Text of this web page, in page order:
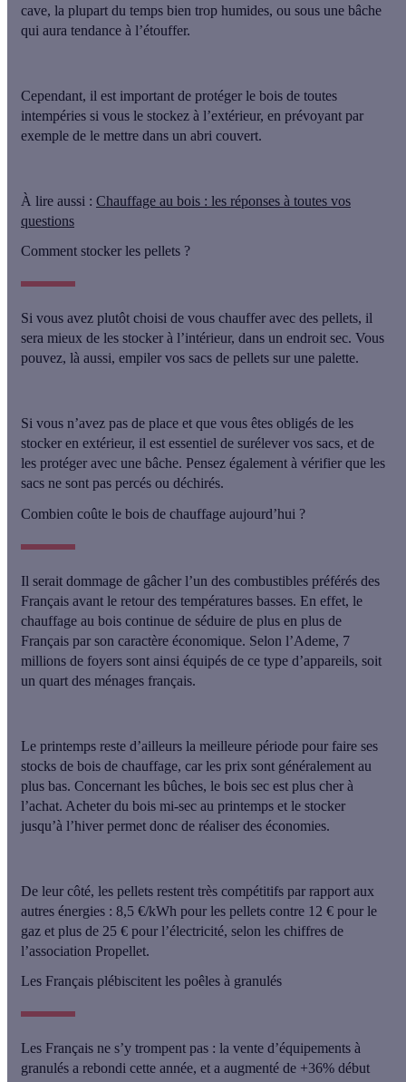
cave, la plupart du temps bien trop humides, ou sous une bâche
qui aura tendance à l’étouffer.
Cependant, il est important de protéger le bois de toutes
intempéries si vous le stockez à l’extérieur, en prévoyant par
exemple de le mettre dans un abri couvert.
À lire aussi : Chauffage au bois : les réponses à toutes vos
questions
Comment stocker les pellets ?
Si vous avez plutôt choisi de vous chauffer avec des pellets, il
sera mieux de les stocker à l’intérieur, dans un endroit sec. Vous
pouvez, là aussi, empiler vos sacs de pellets sur une palette.
Si vous n’avez pas de place et que vous êtes obligés de les
stocker en extérieur, il est essentiel de surélever vos sacs, et de
les protéger avec une bâche. Pensez également à vérifier que les
sacs ne sont pas percés ou déchirés.
Combien coûte le bois de chauffage aujourd’hui ?
Il serait dommage de gâcher l’un des combustibles préférés des
Français avant le retour des températures basses. En effet, le
chauffage au bois continue de séduire de plus en plus de
Français par son caractère économique. Selon l’Ademe, 7
millions de foyers sont ainsi équipés de ce type d’appareils, soit
un quart des ménages français.
Le printemps reste d’ailleurs la meilleure période pour faire ses
stocks de bois de chauffage, car les prix sont généralement au
plus bas. Concernant les bûches, le bois sec est plus cher à
l’achat. Acheter du bois mi-sec au printemps et le stocker
jusqu’à l’hiver permet donc de réaliser des économies.
De leur côté, les pellets restent très compétitifs par rapport aux
autres énergies : 8,5 €/kWh pour les pellets contre 12 € pour le
gaz et plus de 25 € pour l’électricité, selon les chiffres de
l’association Propellet.
Les Français plébiscitent les poêles à granulés
Les Français ne s’y trompent pas : la vente d’équipements à
granulés a rebondi cette année, et a augmenté de +36% début